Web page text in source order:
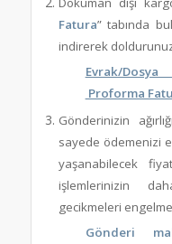
Fatura” tabında
indirerek
Evrak/
Proforma
Gönderinizin
sayede ödemenizi
yaşanabilecek
işlemlerinizin
gecikmeleri
Gönderi